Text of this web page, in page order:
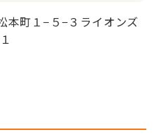
本町１−５−３ライオンズ